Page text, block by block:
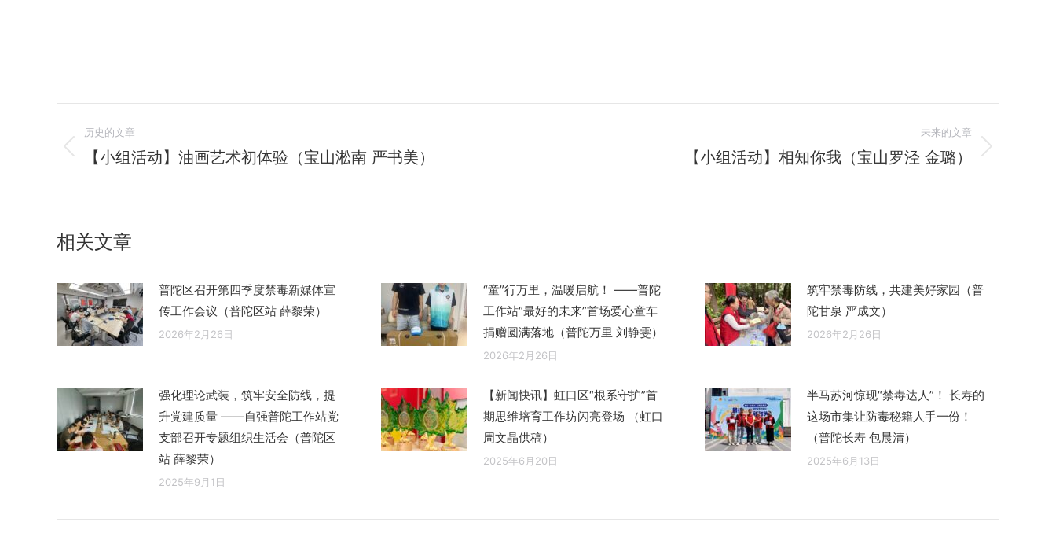
章
导
历史的文章
历
章：
【小组活动】油画艺术初体验（宝山淞南 严书美）
未来的文章
【小组活动】相知你我（宝山罗泾 金璐）
相关文章
普陀区召开第四季度禁毒新媒体宣
传工作会议（普陀区站 薛黎荣）
2026年2月26日
“童”行万里，温暖启航！ ——普陀
工作站“最好的未来”首场爱心童车
捐赠圆满落地（普陀万里 刘静雯）
2026年2月26日
筑牢禁毒防线，共建美好家园（普
陀甘泉 严成文）
2026年2月26日
强化理论武装，筑牢安全防线，提
升党建质量 ——自强普陀工作站党
支部召开专题组织生活会（普陀区
站 薛黎荣）
2025年9月1日
【新闻快讯】虹口区“根系守护”首
期思维培育工作坊闪亮登场 （虹口
周文晶供稿）
2025年6月20日
半马苏河惊现“禁毒达人”！ 长寿的
这场市集让防毒秘籍人手一份！
（普陀长寿 包晨清）
2025年6月13日